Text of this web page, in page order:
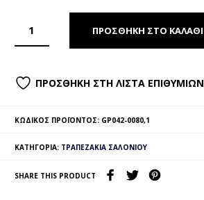
ΠΡΟΣΘΉΚΗ ΣΤΟ ΚΑΛΆΘΙ
ΠΡΟΣΘΉΚΗ ΣΤΗ ΛΊΣΤΑ ΕΠΙΘΥΜΙΏΝ
ΚΩΔΙΚΌΣ ΠΡΟΪΌΝΤΟΣ: GP042-0080,1
ΚΑΤΗΓΟΡΊΑ: ΤΡΑΠΕΖΆΚΙΑ ΣΑΛΟΝΙΟΎ
SHARE THIS PRODUCT